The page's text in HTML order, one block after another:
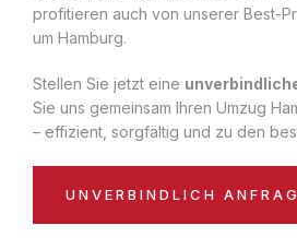
profitieren auch von unserer Best-
um Hamburg.
Stellen Sie jetzt eine
Sie uns gemeinsam Ihren Umzug
– effizient, sorgfältig und zu den
UNVERBINDLICH